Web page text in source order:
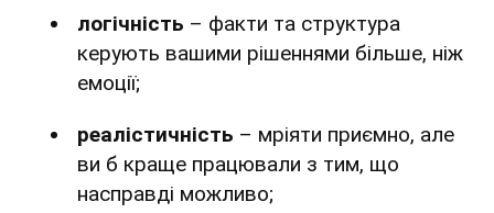
логічність – факти та структура
керують вашими рішеннями більше, ніж
емоції;
реалістичність – мріяти приємно, але
ви б краще працювали з тим, що
насправді можливо;